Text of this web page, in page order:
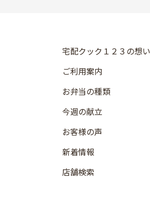
宅配クック１２３の想い
ご利用案内
お弁当の種類
今週の献立
お客様の声
新着情報
店舗検索